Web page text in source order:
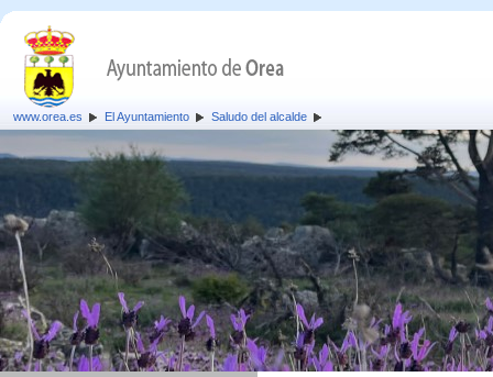
www.orea.es El Ayuntamiento Saludo del alcalde